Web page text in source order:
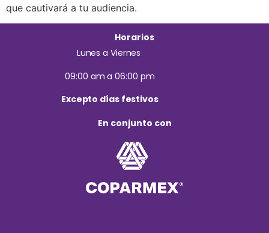
que cautivará a tu audiencia.
Horarios
Lunes a Viernes
09:00 am a 06:00 pm
Excepto días festivos
En conjunto con